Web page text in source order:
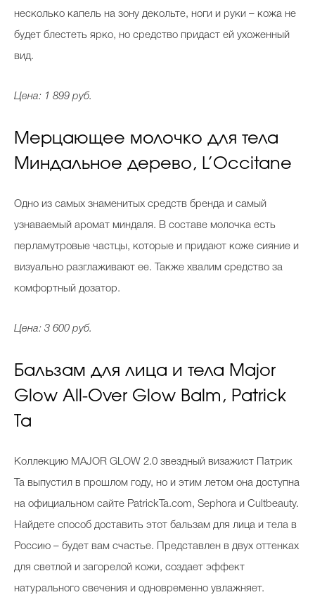
несколько капель на зону декольте, ноги и руки – кожа не
будет блестеть ярко, но средство придаст ей ухоженный
вид.
Цена: 1 899 руб.
Мерцающее молочко для тела
Миндальное дерево, L’Occitane
Одно из самых знаменитых средств бренда и самый
узнаваемый аромат миндаля. В составе молочка есть
перламутровые частцы, которые и придают коже сияние и
визуально разглаживают ее. Также хвалим средство за
комфортный дозатор.
Цена: 3 600 руб.
Бальзам для лица и тела Major
Glow All-Over Glow Balm, Patrick
Ta
Коллекцию MAJOR GLOW 2.0 звездный визажист Патрик
Та выпустил в прошлом году, но и этим летом она доступна
на официальном сайте PatrickTa.com, Sephora и Cultbeauty.
Найдете способ доставить этот бальзам для лица и тела в
Россию – будет вам счастье. Представлен в двух оттенках
для светлой и загорелой кожи, создает эффект
натурального свечения и одновременно увлажняет.